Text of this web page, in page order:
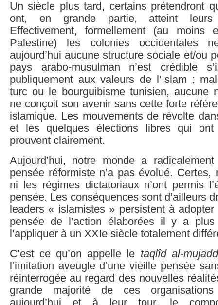
Un siècle plus tard, certains prétendront
ont, en grande partie, atteint leurs
Effectivement, formellement (au
Palestine) les colonies occidentales
aujourd’hui aucune structure sociale et/ou
pays arabo-musulman n’est crédible
publiquement aux valeurs de l’Islam ;
turc ou le bourguibisme tunisien, aucune
ne conçoit son avenir sans cette forte
islamique. Les mouvements de révolte
et les quelques élections libres qui
prouvent clairement.
Aujourd’hui, notre monde a
pensée réformiste n’a pas évolué. Certes,
ni les régimes dictatoriaux n’ont permis
pensée. Les conséquences sont d’ailleurs
leaders « islamistes » persistent à
pensée de l’action élaborées il y a plus
l’appliquer à un XXIe siècle totalement
C’est ce qu’on appelle le taqlîd al-
l’imitation aveugle d’une vieille pensée
réinterrogée au regard des nouvelles
grande majorité de ces
aujourd’hui et à leur tour, le